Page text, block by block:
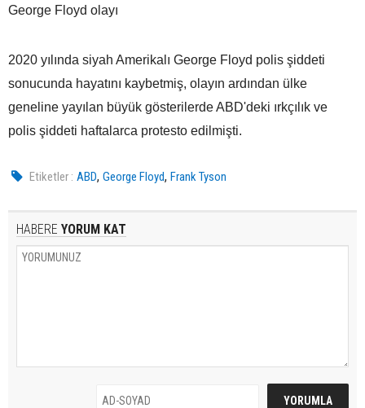
George Floyd olayı
2020 yılında siyah Amerikalı George Floyd polis şiddeti
sonucunda hayatını kaybetmiş, olayın ardından ülke
geneline yayılan büyük gösterilerde ABD'deki ırkçılık ve
polis şiddeti haftalarca protesto edilmişti.
Etiketler : ABD,George Floyd,Frank Tyson
HABERE YORUM KAT